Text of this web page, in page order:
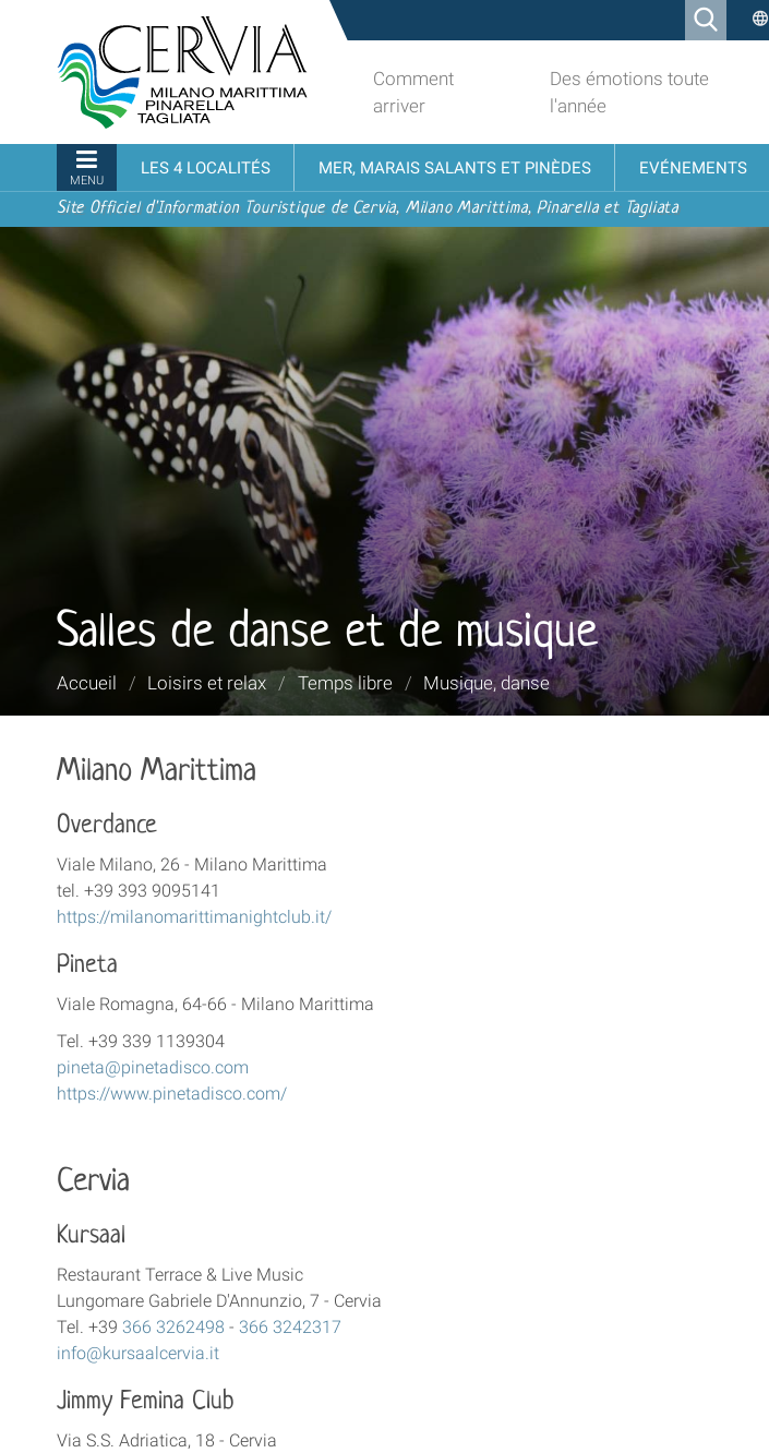
contenu.
à
navigation
Ricerca
Search…
turistico
ufficiale
Cervia,
Milano
Marittima,
Pinarella,
Tagliata
Comment
arriver
Des émotions toute
l'année
Navigation
MENU
LES 4 LOCALITÉS MER, MARAIS SALANTS ET PINÈDES EVÉNEMENTS
Site Officiel d'Information Touristique de Cervia, Milano Marittima, Pinarella et Tagliata
Salles de danse et de musique
Vous
Accueil / Loisirs et relax / Temps libre / Musique, danse
Milano Marittima
Overdance
Viale Milano, 26 - Milano Marittima
tel. +39 393 9095141
https://milanomarittimanightclub.it/
Pineta
Viale Romagna, 64-66 - Milano Marittima
Tel. +39 339 1139304
pineta@pinetadisco.com
https://www.pinetadisco.com/
Cervia
Kursaal
Restaurant Terrace & Live Music
Lungomare Gabriele D'Annunzio, 7 - Cervia
Tel. +39 366 3262498 - 366 3242317
info@kursaalcervia.it
Jimmy Femina Club
Via S.S. Adriatica, 18 - Cervia